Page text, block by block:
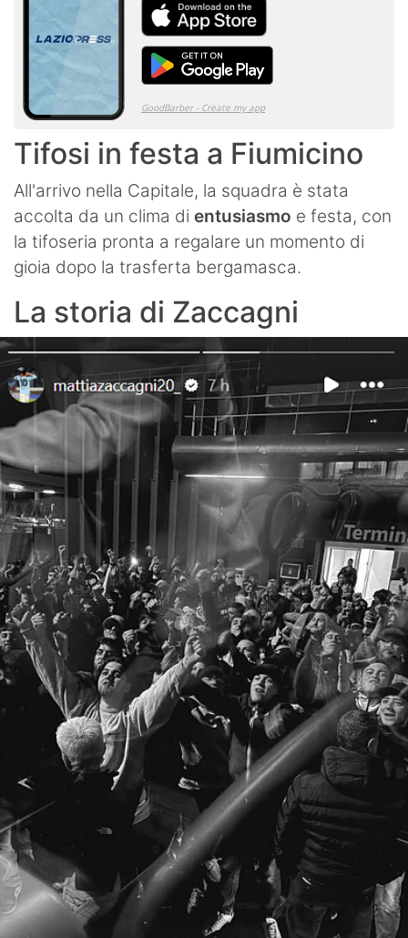
Tifosi in festa a Fiumicino
All'arrivo nella Capitale, la squadra è stata
accolta da un clima di entusiasmo e festa, con
la tifoseria pronta a regalare un momento di
gioia dopo la trasferta bergamasca.
La storia di Zaccagni